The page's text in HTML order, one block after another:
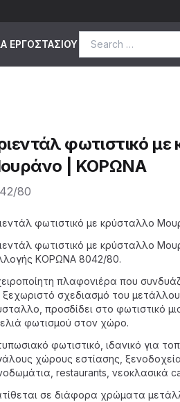
ΕΡΓΟΣΤΑΣΙΟΥ
φωτιστικό
| ΚΟΡΩΝΑ
80
φωτιστικό με κρύσταλλο
φωτιστικό με κρύσταλλο
ΚΟΡΩΝΑ8042/80.
πλαφονιέρα που
ξεχωριστό σχεδιασμό του
προσδίδει στο φωτιστικό
φωτισμού στον χώρο.
φωτιστικό, ιδανικό για
χώρους εστίασης,
restaurants , νεοκλασικά
σε διάφορα χρώματα